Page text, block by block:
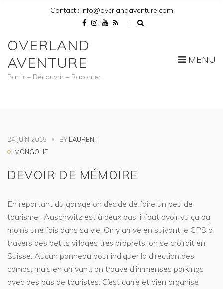
Contact : info@overlandaventure.com
OVERLAND
AVENTURE
Partir – Découvrir – Raconter
MENU
24 JUIN 2015 BY LAURENT
MONGOLIE
DEVOIR DE MÉMOIRE
En repartant du garage on décide de faire un peu de
tourisme : Auschwitz est à deux pas, il faut avoir vu ça au
moins une fois dans sa vie. On y arrive en suivant le GPS à
travers des petits villages très proprets, on se croirait en
Suisse. Aucun panneau pour indiquer la direction des
camps, mais en arrivant, on trouve d’immenses parkings
avec des bus de touristes. C’est carré et bien organisé